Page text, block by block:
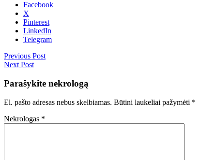
Facebook
X
Pinterest
LinkedIn
Telegram
Previous Post
Next Post
Parašykite nekrologą
El. pašto adresas nebus skelbiamas. Būtini laukeliai pažymėti *
Nekrologas *